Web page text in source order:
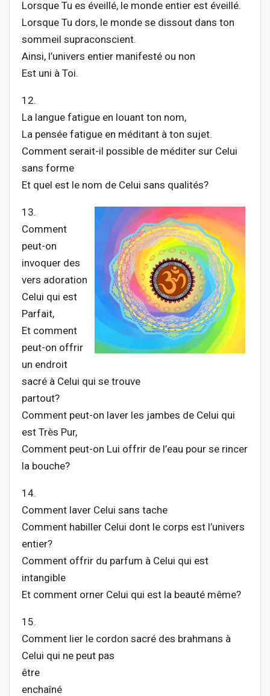
Lorsque Tu es éveillé, le monde entier est éveillé.
Lorsque Tu dors, le monde se dissout dans ton
sommeil supraconscient.
Ainsi, l’univers entier manifesté ou non
Est uni à Toi.
12.
La langue fatigue en louant ton nom,
La pensée fatigue en méditant à ton sujet.
Comment serait-il possible de méditer sur Celui
sans forme
Et quel est le nom de Celui sans qualités?
13.
Comment
peut-on
invoquer des
vers adoration
Celui qui est
Parfait,
Et comment
peut-on offrir
un endroit
sacré à Celui qui se trouve
partout?
Comment peut-on laver les jambes de Celui qui
est Très Pur,
Comment peut-on Lui offrir de l’eau pour se rincer
la bouche?
14.
Comment laver Celui sans tache
Comment habiller Celui dont le corps est l’univers
entier?
Comment offrir du parfum à Celui qui est
intangible
Et comment orner Celui qui est la beauté même?
15.
Comment lier le cordon sacré des brahmans à
Celui qui ne peut pas
être
enchaîné